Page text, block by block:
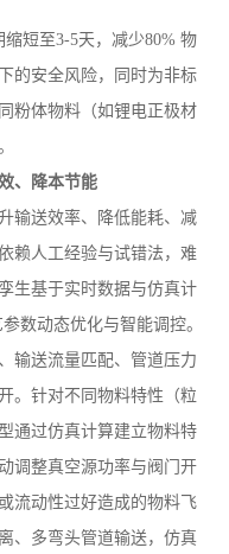
缩短至3-5天，减少80% 物
的安全风险，同时为非标
粉体物料（如锂电正极材
、降本节能
输送效率、降低能耗、减
赖人工经验与试错法，难
生基于实时数据与仿真计
数动态优化与智能调控。
输送流量匹配、管道压力
。针对不同物料特性（粒
通过仿真计算建立物料特
调整真空源功率与阀门开
流动性过好造成的物料飞
、多弯头管道输送，仿真